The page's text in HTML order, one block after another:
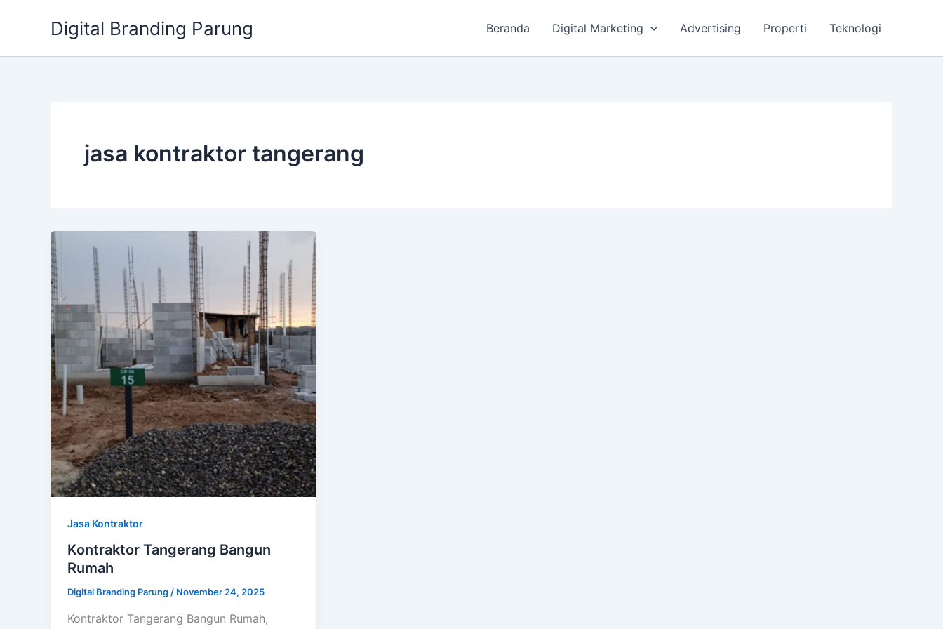
Digital Branding Parung Beranda Digital Marketing Advertising Properti Teknologi
jasa kontraktor tangerang
Jasa Kontraktor
Kontraktor Tangerang Bangun
Rumah
Digital Branding Parung/ November 24, 2025
Kontraktor Tangerang Bangun Rumah,